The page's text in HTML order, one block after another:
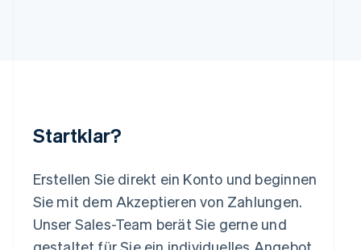
Startklar?
Erstellen Sie direkt ein Konto und beginnen
Sie mit dem Akzeptieren von Zahlungen.
Unser Sales-Team berät Sie gerne und
gestaltet für Sie ein individuelles Angebot,
English
Español English
Neuseeland
English
Niederlande